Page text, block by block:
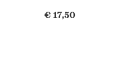
€ 17,50